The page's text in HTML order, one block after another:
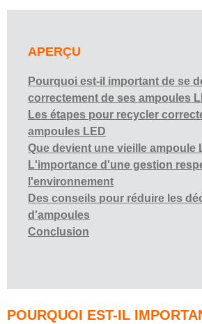
APERÇU
Pourquoi est-il important de se
correctement de ses ampoules
Les étapes pour recycler
ampoules LED
Que devient une vieille ampoule
L'importance d'une gestion
l'environnement
Des conseils pour réduire les
d'ampoules
Conclusion
POURQUOI EST-IL